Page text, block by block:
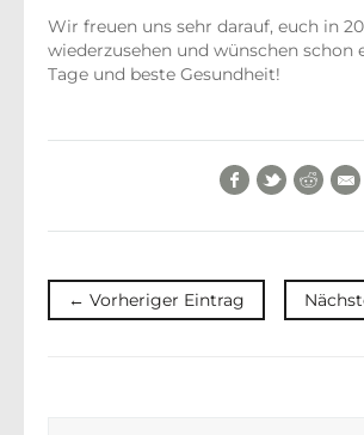
Wir freuen uns sehr darauf, euch in
wiederzusehen und wünschen schon
Tage und beste Gesundheit!
Facebook
Twitter
← Vorheriger Eintrag